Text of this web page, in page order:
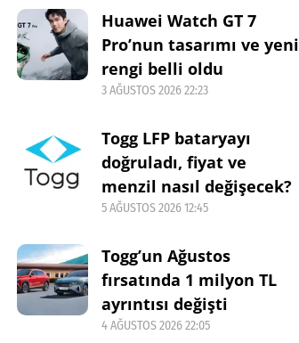
Huawei Watch GT 7
Pro’nun tasarımı ve yeni
rengi belli oldu
3 AĞUSTOS 2026 22:23
Togg LFP bataryayı
doğruladı, fiyat ve
menzil nasıl değişecek?
5 AĞUSTOS 2026 12:45
Togg’un Ağustos
fırsatında 1 milyon TL
ayrıntısı değişti
4 AĞUSTOS 2026 22:05